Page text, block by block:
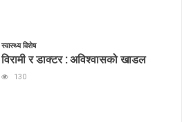
स्वास्थ्य विशेष
विरामी र डाक्टर : अविश्वासको खाडल
130